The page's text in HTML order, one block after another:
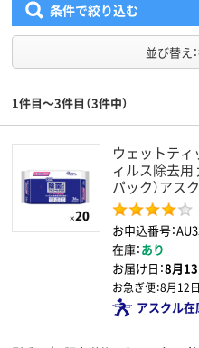
条件で絞り込む
並び替え
1件目～3件目（3件中）
ウェットティ
ィルス除去用
パック）アス
お申込番号：
在庫：あり
お届け日：8月13
お急ぎ便：8月12日
アスクル在